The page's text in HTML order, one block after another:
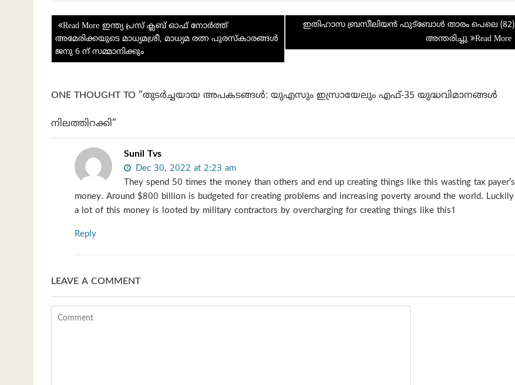
o
o
k
er es
t
g
e
h
at
dI
n
s
A
p
di
t
e
Post
navigation
ഇന്ത്യ പ്രസ് ക്ലബ് ഓഫ് നോർത്ത്
അമേരിക്കയുടെ മാധ്യമശ്രീ, മാധ്യമ രത്ന പുരസ്കാരങ്ങൾ
ജനു 6 ന് സമ്മാനിക്കും
ഇതിഹാസ ബ്രസീലിയൻ ഫുട്ബോൾ താരം പെലെ (82)
അന്തരിച്ചു
ONE THOUGHT TO “തുടര്‍ച്ചയായ അപകടങ്ങള്‍: യുഎസും ഇസ്രായേലും എഫ്-35 യുദ്ധവിമാനങ്ങൾ
നിലത്തിറക്കി”
Sunil Tvs
Dec 30, 2022 at 2:23 am
They spend 50 times the money than others and end up creating things like this wasting tax payer’s
money. Around $800 billion is budgeted for creating problems and increasing poverty around the world. Luckily
a lot of this money is looted by military contractors by overcharging for creating things like this1
Reply
LEAVE A COMMENT